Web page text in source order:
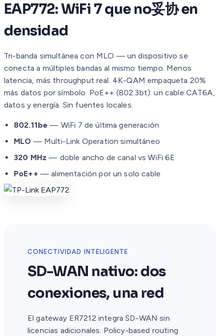
EAP772: WiFi 7 que no妥协 en
densidad
Tri-banda simultánea con MLO — un dispositivo se
conecta a múltiples bandas al mismo tiempo. Menos
latencia, más throughput real. 4K-QAM empaqueta 20%
más datos por símbolo. PoE++ (802.3bt): un cable CAT6A,
datos y energía. Sin fuentes locales.
802.11be — WiFi 7 de última generación
MLO — Multi-Link Operation simultáneo
320 MHz — doble ancho de canal vs WiFi 6E
PoE++ — alimentación por un solo cable
CONECTIVIDAD INTELIGENTE
SD-WAN nativo: dos
conexiones, una red
El gateway ER7212 integra SD-WAN sin
licencias adicionales. Policy-based routing